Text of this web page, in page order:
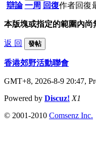
辯論 一周 回復作者回復
本版塊或指定的範圍內尚
返 回 發帖
香港郊野活動聯會
GMT+8, 2026-8-9 20:47,
Powered by Discuz! X1
© 2001-2010 Comsenz Inc.